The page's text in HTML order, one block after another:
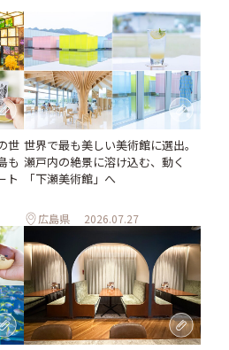
世
も
ト
世界で最も美しい美術館に選出。
瀬戸内の絶景に溶け込む、動く
「下瀬美術館」へ
広島県 2026.07.27